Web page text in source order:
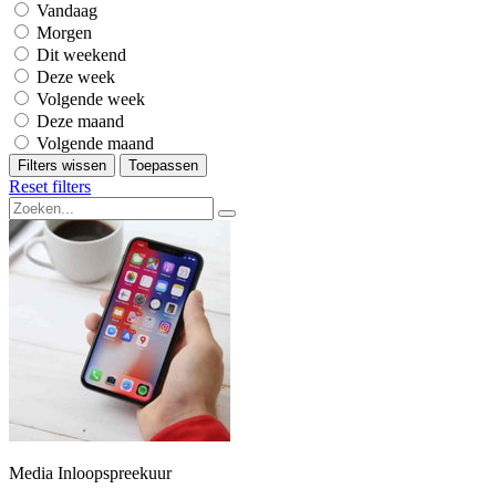
Vandaag
Morgen
Dit weekend
Deze week
Volgende week
Deze maand
Volgende maand
Filters wissen Toepassen
Reset filters
Media Inloopspreekuur